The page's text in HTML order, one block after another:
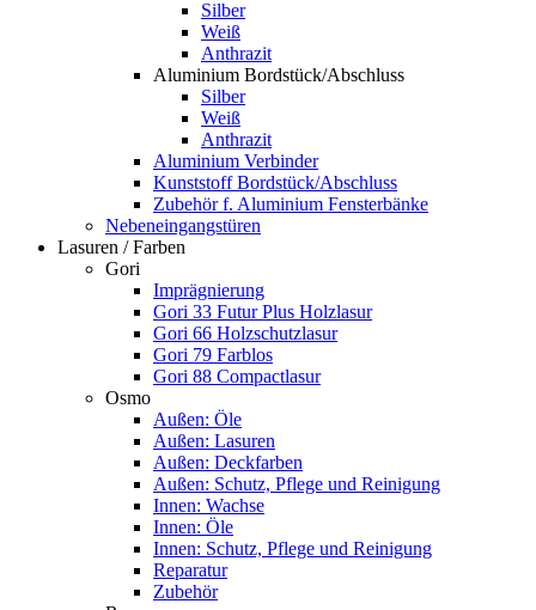
Silber
Weiß
Anthrazit
Aluminium Bordstück/Abschluss
Silber
Weiß
Anthrazit
Aluminium Verbinder
Kunststoff Bordstück/Abschluss
Zubehör f. Aluminium Fensterbänke
Nebeneingangstüren
Lasuren / Farben
Gori
Imprägnierung
Gori 33 Futur Plus Holzlasur
Gori 66 Holzschutzlasur
Gori 79 Farblos
Gori 88 Compactlasur
Osmo
Außen: Öle
Außen: Lasuren
Außen: Deckfarben
Außen: Schutz, Pflege und Reinigung
Innen: Wachse
Innen: Öle
Innen: Schutz, Pflege und Reinigung
Reparatur
Zubehör